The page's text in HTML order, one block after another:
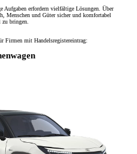
Aufgaben erfordern vielfältige Lösungen. Über
Menschen und Güter sicher und komfortabel
zu bringen.
Firmen mit Handelsregistereintrag: